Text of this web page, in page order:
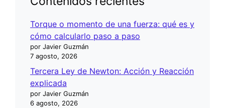
Torque o momento de una fuerza: qué es y
cómo calcularlo paso a paso
por Javier Guzmán
7 agosto, 2026
Tercera Ley de Newton: Acción y Reacción
explicada
por Javier Guzmán
6 agosto, 2026